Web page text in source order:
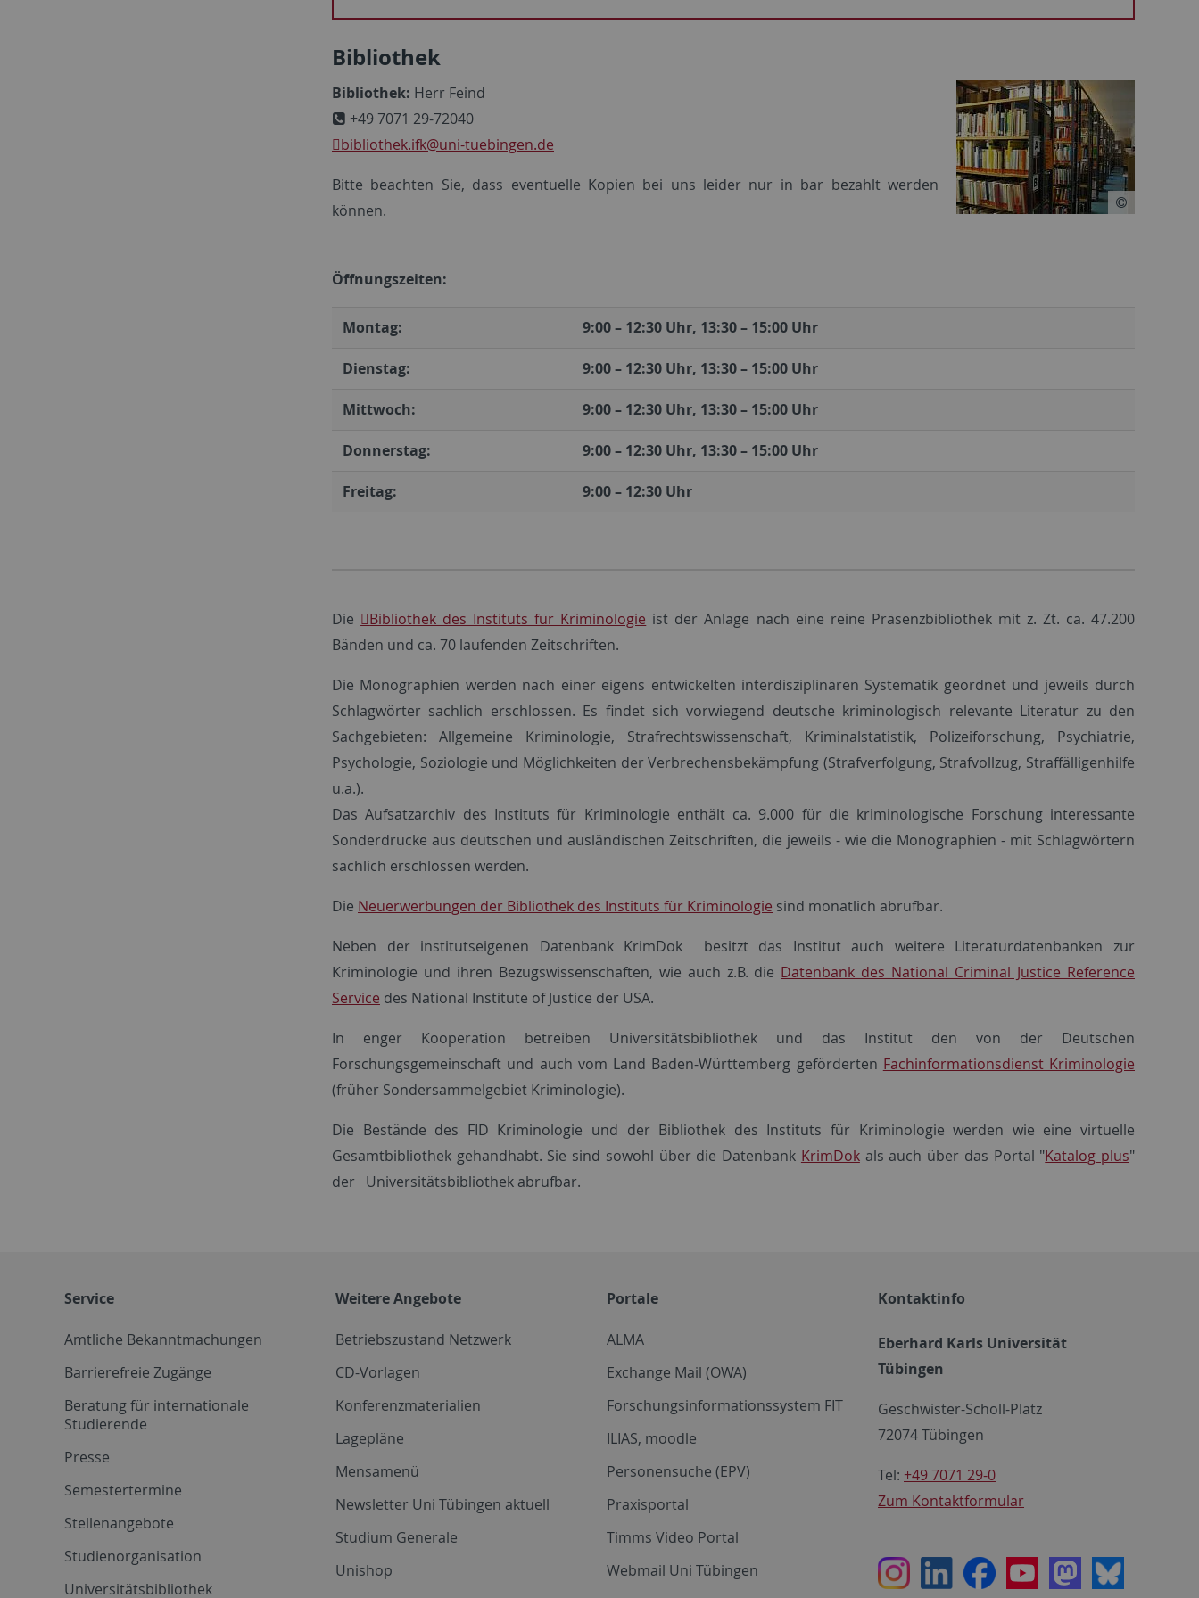
Bibliothek
Bibliothek: Herr Feind
+49 7071 29-72040
bibliothek.ifk@uni-tuebingen.de
Bitte beachten Sie, dass eventuelle Kopien bei uns leider nur in bar bezahlt werden
können.
Öffnungszeiten:
Montag: 9:00 – 12:30 Uhr, 13:30 – 15:00 Uhr
Dienstag: 9:00 – 12:30 Uhr, 13:30 – 15:00 Uhr
Mittwoch: 9:00 – 12:30 Uhr, 13:30 – 15:00 Uhr
Donnerstag: 9:00 – 12:30 Uhr, 13:30 – 15:00 Uhr
Freitag: 9:00 – 12:30 Uhr
Die Bibliothek des Instituts für Kriminologie ist der Anlage nach eine reine Präsenzbibliothek mit z. Zt. ca. 47.200
Bänden und ca. 70 laufenden Zeitschriften.
Die Monographien werden nach einer eigens entwickelten interdisziplinären Systematik geordnet und jeweils durch
Schlagwörter sachlich erschlossen. Es findet sich vorwiegend deutsche kriminologisch relevante Literatur zu den
Sachgebieten: Allgemeine Kriminologie, Strafrechtswissenschaft, Kriminalstatistik, Polizeiforschung, Psychiatrie,
Psychologie, Soziologie und Möglichkeiten der Verbrechensbekämpfung (Strafverfolgung, Strafvollzug, Straffälligenhilfe
u.a.).
Das Aufsatzarchiv des Instituts für Kriminologie enthält ca. 9.000 für die kriminologische Forschung interessante
Sonderdrucke aus deutschen und ausländischen Zeitschriften, die jeweils - wie die Monographien - mit Schlagwörtern
sachlich erschlossen werden.
Die Neuerwerbungen der Bibliothek des Instituts für Kriminologie sind monatlich abrufbar.
Neben der institutseigenen Datenbank KrimDok
besitzt das Institut auch weitere Literaturdatenbanken zur
Kriminologie und ihren Bezugswissenschaften, wie auch z.B. die Datenbank des National Criminal Justice Reference
Service des National Institute of Justice der USA.
In enger Kooperation betreiben Universitätsbibliothek und das Institut den von der Deutschen
Forschungsgemeinschaft und auch vom Land Baden-Württemberg geförderten Fachinformationsdienst Kriminologie
(früher Sondersammelgebiet Kriminologie).
Die Bestände des FID Kriminologie und der Bibliothek des Instituts für Kriminologie werden wie eine virtuelle
Gesamtbibliothek gehandhabt. Sie sind sowohl über die Datenbank KrimDok als auch über das Portal "Katalog plus"
der Universitätsbibliothek abrufbar.
Service
Amtliche Bekanntmachungen
Barrierefreie Zugänge
Beratung für internationale
Studierende
Presse
Semestertermine
Stellenangebote
Studienorganisation
Universitätsbibliothek
Weitere Angebote
Betriebszustand Netzwerk
CD-Vorlagen
Konferenzmaterialien
Lagepläne
Mensamenü
Newsletter Uni Tübingen aktuell
Studium Generale
Unishop
Portale
ALMA
Exchange Mail (OWA)
Forschungsinformationssystem FIT
ILIAS, moodle
Personensuche (EPV)
Praxisportal
Timms Video Portal
Webmail Uni Tübingen
Kontaktinfo
Eberhard Karls Universität
Tübingen
Geschwister-Scholl-Platz
72074 Tübingen
Tel: +49 7071 29-0
Zum Kontaktformular
InstagramLinkedInFacebookYoutubeMastodon
Bluesky